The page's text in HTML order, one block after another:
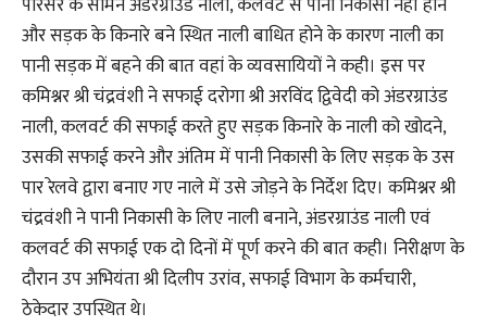
और सड़क के किनारे बने स्थित नाली बाधित होने के कारण नाली का
पानी सड़क में बहने की बात वहां के व्यवसायियों ने कही। इस पर
कमिश्नर श्री चंद्रवंशी ने सफाई दरोगा श्री अरविंद द्विवेदी को अंडरग्राउंड
नाली, कलवर्ट की सफाई करते हुए सड़क किनारे के नाली को खोदने,
उसकी सफाई करने और अंतिम में पानी निकासी के लिए सड़क के उस
पार रेलवे द्वारा बनाए गए नाले में उसे जोड़ने के निर्देश दिए। कमिश्नर श्री
चंद्रवंशी ने पानी निकासी के लिए नाली बनाने, अंडरग्राउंड नाली एवं
कलवर्ट की सफाई एक दो दिनों में पूर्ण करने की बात कही। निरीक्षण के
दौरान उप अभियंता श्री दिलीप उरांव, सफाई विभाग के कर्मचारी,
ठेकेदार उपस्थित थे।